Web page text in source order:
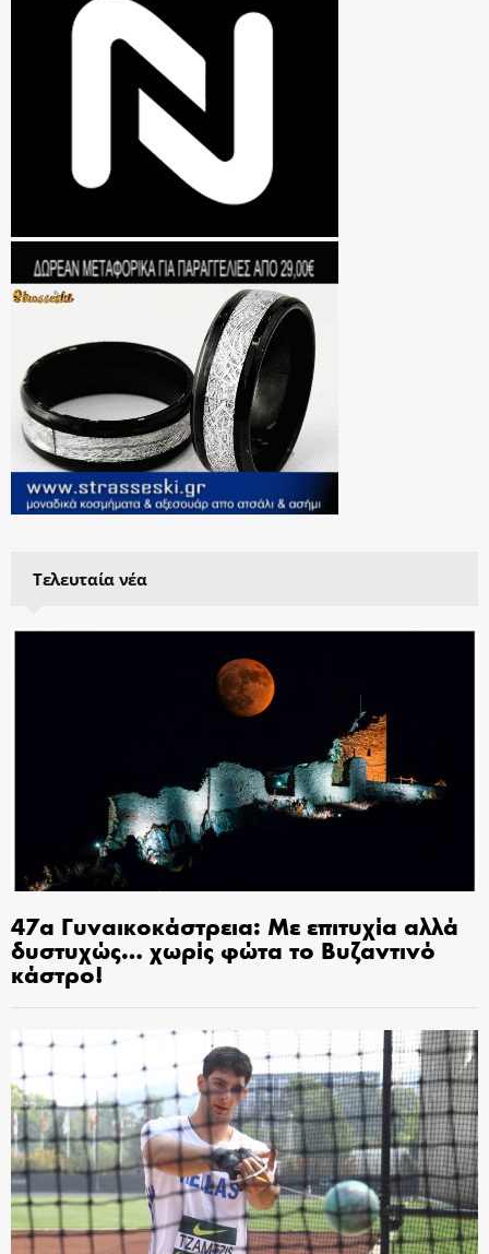
Τελευταία νέα
47α Γυναικοκάστρεια: Με επιτυχία αλλά
δυστυχώς… χωρίς φώτα το Βυζαντινό
κάστρο!